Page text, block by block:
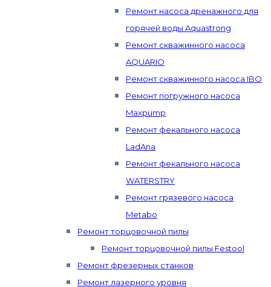
Ремонт насоса дренажного для
горячей воды Aquastrong
Ремонт скважинного насоса
AQUARIO
Ремонт скважинного насоса IBO
Ремонт погружного насоса
Maxpump
Ремонт фекального насоса
LadAna
Ремонт фекального насоса
WATERSTRY
Ремонт грязевого насоса
Metabo
Ремонт торцовочной пилы
Ремонт торцовочной пилы Festool
Ремонт фрезерных станков
Ремонт лазерного уровня